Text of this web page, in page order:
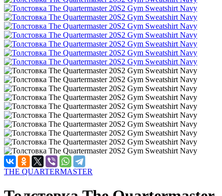
THE QUARTERMASTER